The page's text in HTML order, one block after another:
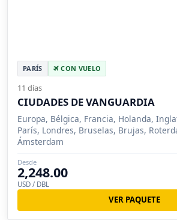
PARÍS CON VUELO
11 días
CIUDADES DE VANGUARDIA
Europa, Bélgica, Francia, Holanda,
París, Londres, Bruselas, Brujas,
Ámsterdam
Desde
2,248.00
USD / DBL
VER PAQUETE